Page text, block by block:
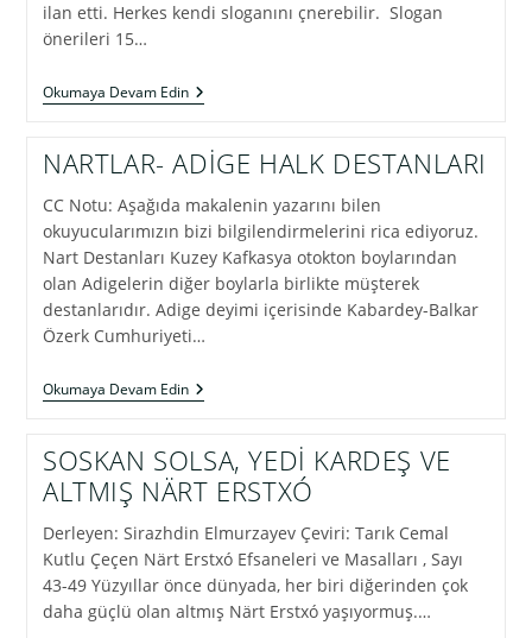
ilan etti. Herkes kendi sloganını çnerebilir. Slogan
önerileri 15…
Okumaya Devam EdinADİGEY’İN
KURULUŞUNUN
YILI
İÇİN
İYİ
SLOGAN
YARIŞMASI
YAPILIYOR
NARTLAR- ADİGE HALK DESTANLARI
CC Notu: Aşağıda makalenin yazarını bilen
okuyucularımızın bizi bilgilendirmelerini rica ediyoruz.
Nart Destanları Kuzey Kafkasya otokton boylarından
olan Adigelerin diğer boylarla birlikte müşterek
destanlarıdır. Adige deyimi içerisinde Kabardey-Balkar
Özerk Cumhuriyeti…
Okumaya Devam EdinNARTLAR-
ADİGE
DESTANLARI
SOSKAN SOLSA, YEDİ KARDEŞ VE
ALTMIŞ NÄRT ERSTXÓ
Derleyen: Sirazhdin Elmurzayev Çeviri: Tarık Cemal
Kutlu Çeçen Närt Erstxó Efsaneleri ve Masalları , Sayı
43-49 Yüzyıllar önce dünyada, her biri diğerinden çok
daha güçlü olan altmış Närt Erstxó yaşıyormuş.…